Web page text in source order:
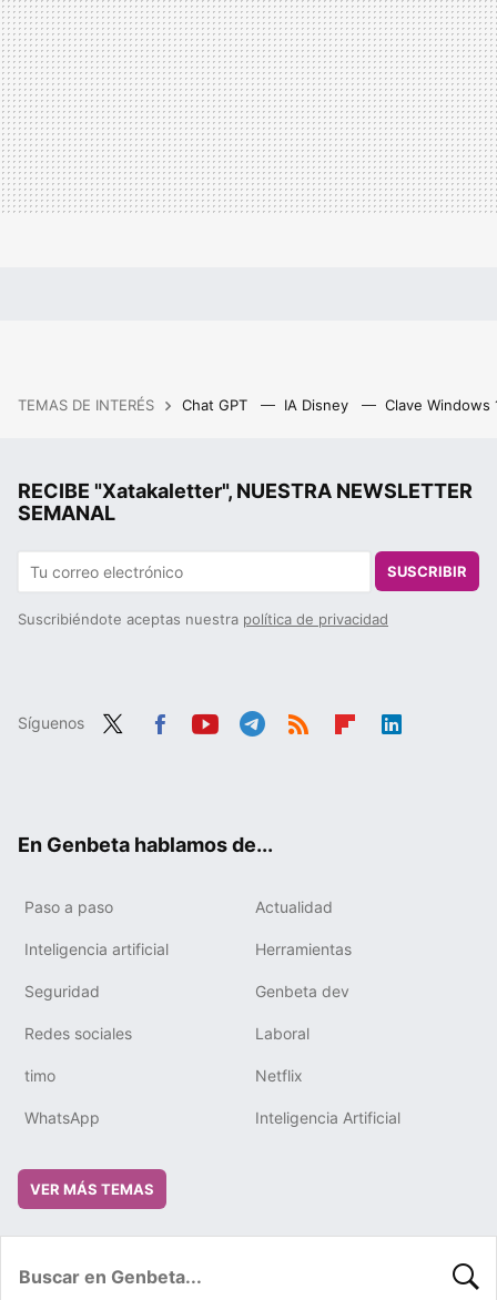
TEMAS DE INTERÉS Chat GPT IA Disney Clave Windows
RECIBE "Xatakaletter", NUESTRA NEWSLETTER
SEMANAL
SUSCRIBIR
Suscribiéndote aceptas nuestra política de privacidad
Síguenos
En Genbeta hablamos de...
Paso a paso Actualidad
Inteligencia artificial Herramientas
Seguridad Genbeta dev
Redes sociales Laboral
timo Netflix
WhatsApp Inteligencia Artificial
VER MÁS TEMAS